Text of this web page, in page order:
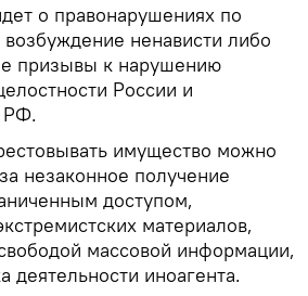
о правонарушениях по
возбуждение ненависти либо
призывы к нарушению
России и
РФ.
имущество можно
незаконное получение
доступом,
материалов,
массовой информации,
деятельности иноагента.